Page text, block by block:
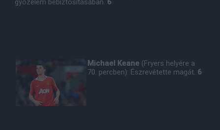
gyõzelem bebiztosításában. 6
Michael Keane (Fryers helyére a
70. percben): Észrevétette magát. 6